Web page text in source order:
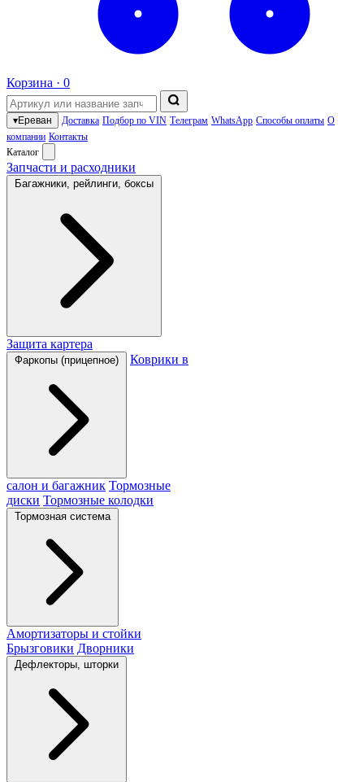
Корзина · 0
▾Ереван Доставка Подбор по VIN Телеграм WhatsApp Способы оплаты О
компании Контакты
Каталог
Запчасти и расходники
Багажники, рейлинги, боксы
Защита картера
Фаркопы (прицепное) Коврики в
салон и багажник Тормозные
диски Тормозные колодки
Тормозная система
Амортизаторы и стойки
Брызговики Дворники
Дефлекторы, шторки